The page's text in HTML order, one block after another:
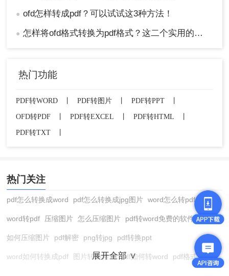
● ofd怎样转成pdf？可以试试这3种方法！
● 怎样将ofd格式转换为pdf格式？这二个实用的转换软件让你实现ofd转pdf
热门功能
PDF转WORD PDF转图片 PDF转PPT
OFD转PDF
PDF转EXCEL PDF转HTML
PDF转TXT
热门关注
pdf怎么转换成word pdf怎么转换成jpg图片 word怎么转pdf
word转pdf 压缩图片 怎么压缩图片 pdf转word免费的软件
如何压缩图片 pdf解密 png转jpg pdf转换ppt
word如何转换成pdf 图片转换格式 pdf如何转word pdf格式转换
展开全部 ∨